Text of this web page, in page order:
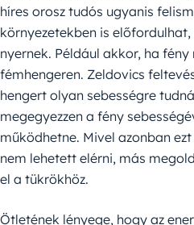
híres orosz tudós ugyanis
környezetekben is
nyernek. Például akkor, ha
fémhengeren. Zeldovics
hengert olyan sebességre
megegyezzen a fény
működhetne. Mivel azonban
nem lehetett elérni, más
el a tükrökhöz.
Ötletének lényege, hogy az